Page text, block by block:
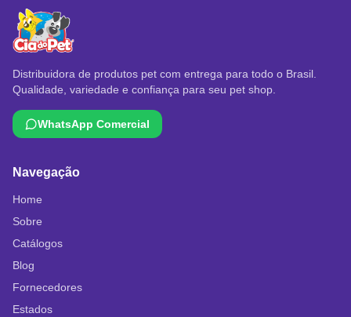
Distribuidora de produtos pet com entrega para todo o Brasil.
Qualidade, variedade e confiança para seu pet shop.
WhatsApp Comercial
Navegação
Home
Sobre
Catálogos
Blog
Fornecedores
Estados